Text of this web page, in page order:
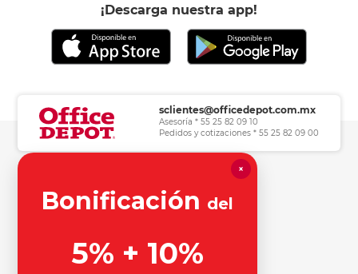
¡Descarga nuestra app!
sclientes@officedepot.com.mx
Asesoría * 55 25 82 09 10
Pedidos y cotizaciones * 55 25 82 09 00
Herramientas de consulta
×
Bonificación del
5% + 10%